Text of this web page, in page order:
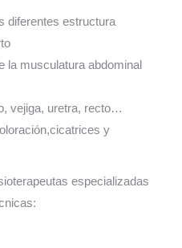
diferentes estructura
la musculatura abdominal
vejiga, uretra, recto…
y
especializadas